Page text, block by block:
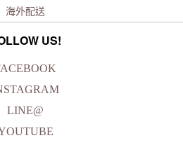
海外配送
US!
LINE@